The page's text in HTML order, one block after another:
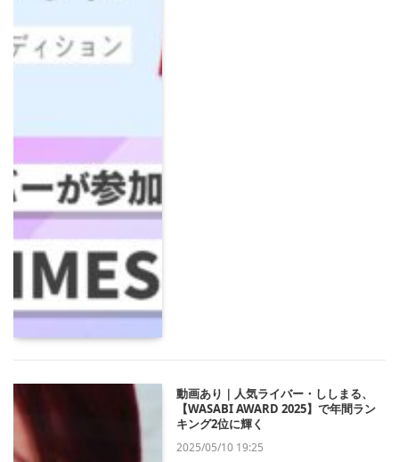
動画あり｜人気ライバー・ししまる、
【WASABI AWARD 2025】で年間ラン
キング2位に輝く
2025/05/10 19:25